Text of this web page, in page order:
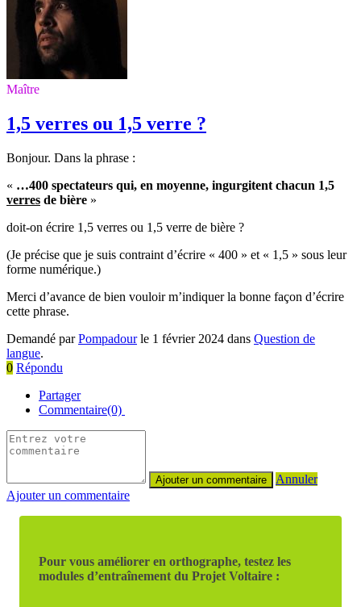
Maître
1,5 verres ou 1,5 verre ?
Bonjour. Dans la phrase :
« …400 spectateurs qui, en moyenne, ingurgitent chacun 1,5
verres de bière »
doit-on écrire 1,5 verres ou 1,5 verre de bière ?
(Je précise que je suis contraint d’écrire « 400 » et « 1,5 » sous leur
forme numérique.)
Merci d’avance de bien vouloir m’indiquer la bonne façon d’écrire
cette phrase.
Demandé parPompadourle 1 février 2024 dans Question de
langue.
0 Répondu
Partager
Commentaire(0)
Annuler
Ajouter un commentaire
Pour vous améliorer en orthographe, testez les
modules d’entraînement du Projet Voltaire :